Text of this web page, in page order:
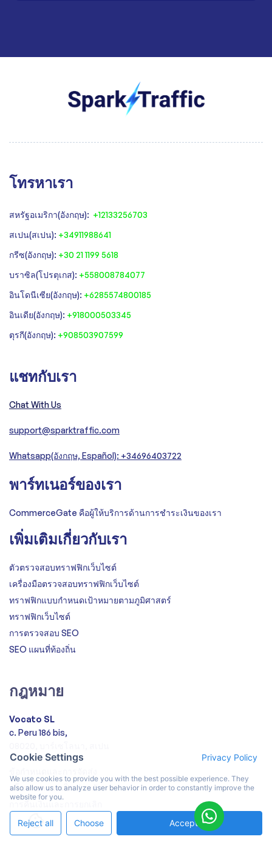
โทรหาเรา
สหรัฐอเมริกา(อังกฤษ): +12133256703
สเปน(สเปน): +34911988641
‍กรีซ(อังกฤษ): +30 21 1199 5618
‍บราซิล(โปรตุเกส): +558008784077‍
‍อินโดนีเซีย(อังกฤษ): +6285574800185
อินเดีย(อังกฤษ): +918000503345
ตุรกี(อังกฤษ): +908503907599
แชทกับเรา
Chat With Us
support@sparktraffic.com
Whatsapp(อังกฤษ, Español): +34696403722
พาร์ทเนอร์ของเรา
CommerceGate คือผู้ให้บริการด้านการชำระเงินของเรา
เพิ่มเติมเกี่ยวกับเรา
ตัวตรวจสอบทราฟฟิกเว็บไซต์
เครื่องมือตรวจสอบทราฟฟิกเว็บไซต์
ทราฟฟิกแบบกำหนดเป้าหมายตามภูมิศาสตร์
ทราฟฟิกเว็บไซต์
การตรวจสอบ SEO
SEO แผนที่ท้องถิ่น
กฎหมาย
Vocato SL
c. Peru 186 bis,
นโยบายความเป็นส่วนตัว
การคืนเงินและการยกเลิก
Cookie Settings Privacy Policy
We use cookies to provide you with the best possible experience. They
also allow us to analyze user behavior in order to constantly improve the
website for you.
Reject all Choose Accept All